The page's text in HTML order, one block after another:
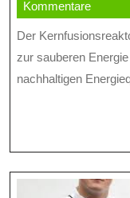
Kommentare
Der Kernfusionsreaktor ITER: Ein Meilenstein auf dem Weg
zur sauberen
nachhaltigen